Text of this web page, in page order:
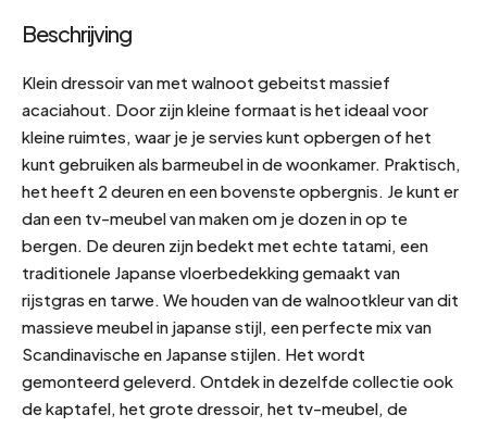
Beschrijving
Klein dressoir van met walnoot gebeitst massief
acaciahout. Door zijn kleine formaat is het ideaal voor
kleine ruimtes, waar je je servies kunt opbergen of het
kunt gebruiken als barmeubel in de woonkamer. Praktisch,
het heeft 2 deuren en een bovenste opbergnis. Je kunt er
dan een tv-meubel van maken om je dozen in op te
bergen. De deuren zijn bedekt met echte tatami, een
traditionele Japanse vloerbedekking gemaakt van
rijstgras en tarwe. We houden van de walnootkleur van dit
massieve meubel in japanse stijl, een perfecte mix van
Scandinavische en Japanse stijlen. Het wordt
gemonteerd geleverd. Ontdek in dezelfde collectie ook
de kaptafel, het grote dressoir, het tv-meubel, de